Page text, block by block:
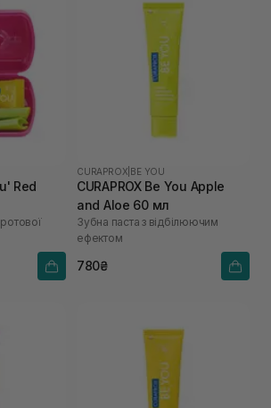
Red
CURAPROX BE YOU
CURAPROX Be You Apple
and Aloe 60 мл
Зубна паста з відбілюючим
ефектом
780₴